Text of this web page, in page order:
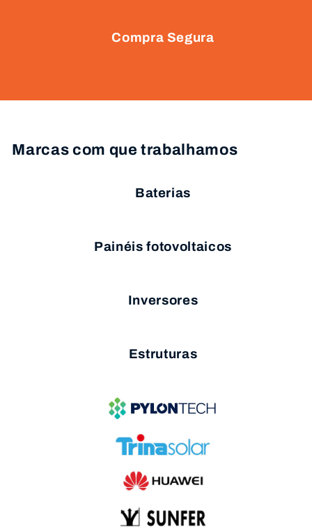
Compra Segura
Marcas com que trabalhamos
Baterias
Painéis fotovoltaicos
Inversores
Estruturas